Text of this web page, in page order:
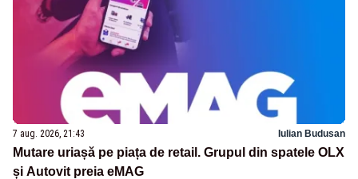
7 aug. 2026, 21:43 Iulian Budusan
Mutare uriașă pe piața de retail. Grupul din spatele OLX
și Autovit preia eMAG